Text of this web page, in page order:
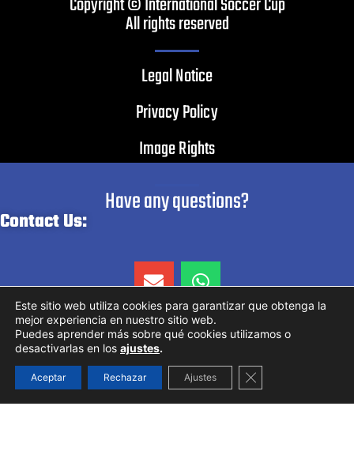
All rights reserved
Legal Notice
Privacy Policy
Image Rights
Have any questions?
Contact Us:
E
n
v
e
l
o
p
e
W
h
a
t
a
p
p
Este sitio web utiliza cookies para garantizar que obtenga la
mejor experiencia en nuestro sitio web.
Puedes aprender más sobre qué cookies utilizamos o
desactivarlas en los ajustes.
Aceptar Rechazar Ajustes Cerrar el banner de